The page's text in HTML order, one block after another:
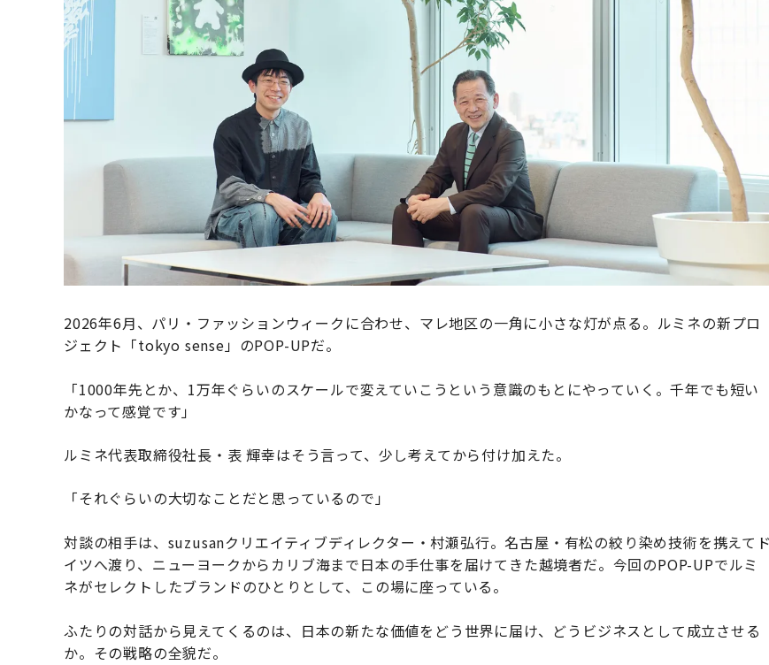
2026年6月、パリ・ファッションウィークに合わせ、マレ地区の一角に小さな灯が点る。ルミネの新プロ
ジェクト「tokyo sense」のPOP-UPだ。
「1000年先とか、1万年ぐらいのスケールで変えていこうという意識のもとにやっていく。千年でも短い
かなって感覚です」
ルミネ代表取締役社長・表 輝幸はそう言って、少し考えてから付け加えた。
「それぐらいの大切なことだと思っているので」
対談の相手は、suzusanクリエイティブディレクター・村瀬弘行。名古屋・有松の絞り染め技術を携えてド
イツへ渡り、ニューヨークからカリブ海まで日本の手仕事を届けてきた越境者だ。今回のPOP-UPでルミ
ネがセレクトしたブランドのひとりとして、この場に座っている。
ふたりの対話から見えてくるのは、日本の新たな価値をどう世界に届け、どうビジネスとして成立させる
か。その戦略の全貌だ。